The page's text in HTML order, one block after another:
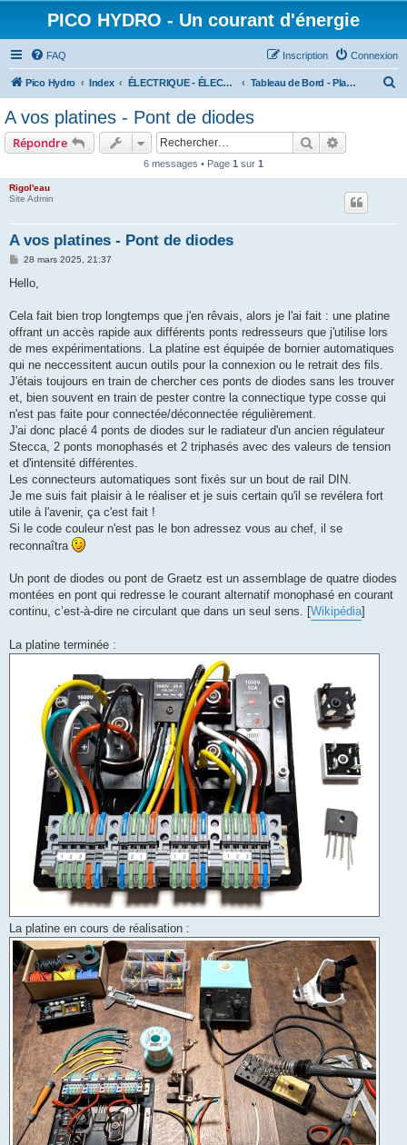
PICO HYDRO - Un courant d'énergie
FAQ Connexion
Inscription
Pico Hydro Index ÉLECTRIQUE - ÉLECTROTECHNIQUE - ÉLECTRONIQUE Tableau de Bord - Platines - Dashboard - Monitoring
A vos platines - Pont de diodes
Répondre Rechercher
6 messages • Page 1 sur 1
Rigol'eau
Site Admin
A vos platines - Pont de diodes
M
s
g
28 mars 2025, 21:37
Hello,
Cela fait bien trop longtemps que j'en rêvais, alors je l'ai fait : une platine
offrant un accès rapide aux différents ponts redresseurs que j'utilise lors
de mes expérimentations. La platine est équipée de bornier automatiques
qui ne neccessitent aucun outils pour la connexion ou le retrait des fils.
J'étais toujours en train de chercher ces ponts de diodes sans les trouver
et, bien souvent en train de pester contre la connectique type cosse qui
n'est pas faite pour connectée/déconnectée régulièrement.
J'ai donc placé 4 ponts de diodes sur le radiateur d'un ancien régulateur
Stecca, 2 ponts monophasés et 2 triphasés avec des valeurs de tension
et d'intensité différentes.
Les connecteurs automatiques sont fixés sur un bout de rail DIN.
Je me suis fait plaisir à le réaliser et je suis certain qu'il se revélera fort
utile à l'avenir, ça c'est fait !
Si le code couleur n'est pas le bon adressez vous au chef, il se
reconnaîtra
Un pont de diodes ou pont de Graetz est un assemblage de quatre diodes
montées en pont qui redresse le courant alternatif monophasé en courant
continu, c’est-à-dire ne circulant que dans un seul sens. [Wikipédia]
La platine terminée :
La platine en cours de réalisation :